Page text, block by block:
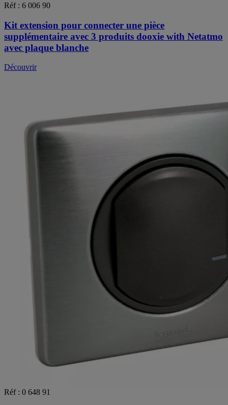
Réf : 6 006 90
Kit extension pour connecter une pièce
supplémentaire avec 3 produits dooxie with Netatmo
avec plaque blanche
Découvrir
Réf : 0 648 91